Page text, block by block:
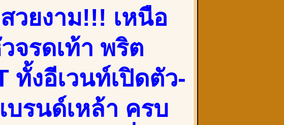
วยงาม!!! เหนือ
จรดเท้า พริต
ทั้งอีเวนท์เปิดตัว-
บรนด์เหล้า ครบ